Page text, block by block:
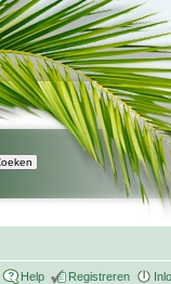
Help Registreren